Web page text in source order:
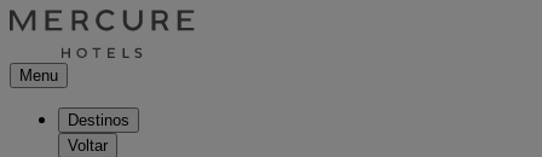
Menu
Destinos
Voltar